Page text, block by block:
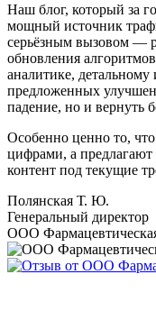
Наш блог, который за
мощный источник
серьёзным вызовом —
обновления
аналитике,
предложенных
падение, но и вернуть
Особенно ценно то,
цифрами, а предлагают
контент под текущие
Полянская Т. Ю.
Генеральный директор
ООО